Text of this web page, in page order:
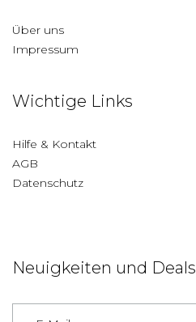
Über uns
Impressum
Wichtige Links
Hilfe & Kontakt
AGB
Datenschutz
Neuigkeiten und Deals